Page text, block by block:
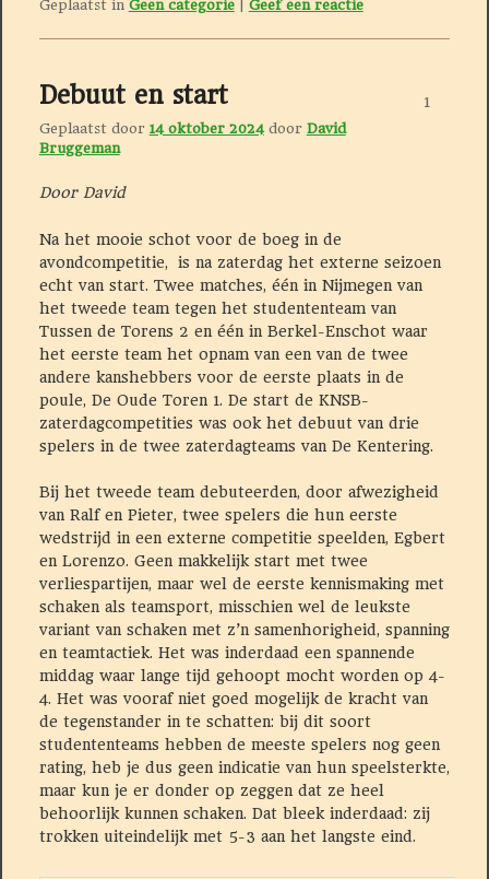
Geplaatst in Geen categorie Geef een reactie
Debuut en start
Geplaatst door 14 oktober 2024 door David
Bruggeman
1
Door David
Na het mooie schot voor de boeg in de
avondcompetitie, is na zaterdag het externe seizoen
echt van start. Twee matches, één in Nijmegen van
het tweede team tegen het studententeam van
Tussen de Torens 2 en één in Berkel-Enschot waar
het eerste team het opnam van een van de twee
andere kanshebbers voor de eerste plaats in de
poule, De Oude Toren 1. De start de KNSB-
zaterdagcompetities was ook het debuut van drie
spelers in de twee zaterdagteams van De Kentering.
Bij het tweede team debuteerden, door afwezigheid
van Ralf en Pieter, twee spelers die hun eerste
wedstrijd in een externe competitie speelden, Egbert
en Lorenzo. Geen makkelijk start met twee
verliespartijen, maar wel de eerste kennismaking met
schaken als teamsport, misschien wel de leukste
variant van schaken met z’n samenhorigheid, spanning
en teamtactiek. Het was inderdaad een spannende
middag waar lange tijd gehoopt mocht worden op 4-
4. Het was vooraf niet goed mogelijk de kracht van
de tegenstander in te schatten: bij dit soort
studententeams hebben de meeste spelers nog geen
rating, heb je dus geen indicatie van hun speelsterkte,
maar kun je er donder op zeggen dat ze heel
behoorlijk kunnen schaken. Dat bleek inderdaad: zij
trokken uiteindelijk met 5-3 aan het langste eind.